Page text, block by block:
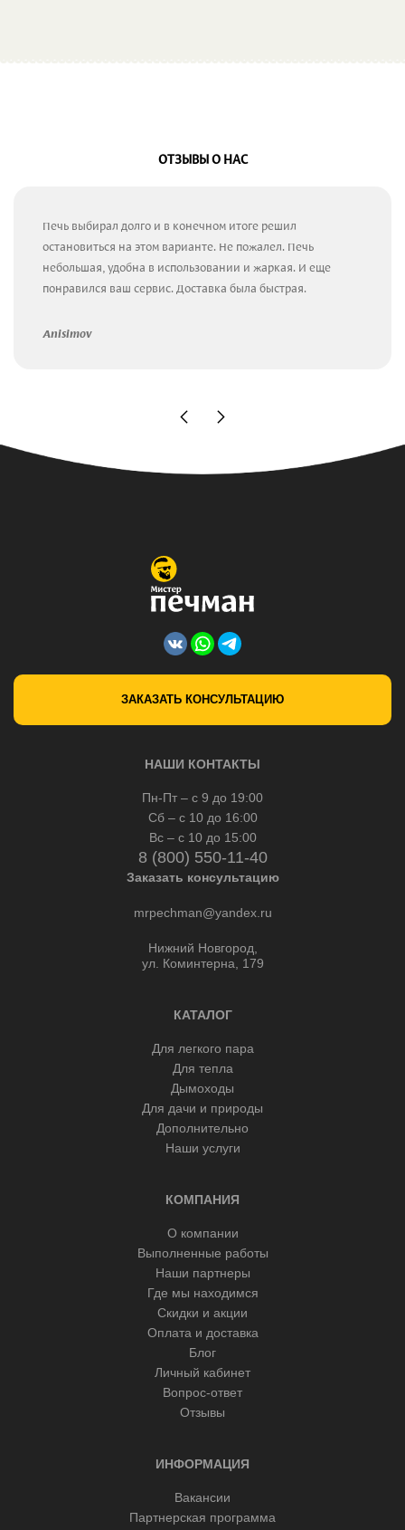
ОТЗЫВЫ О НАС
Печь выбирал долго и в конечном итоге решил
остановиться на этом варианте. Не пожалел. Печь
небольшая, удобна в использовании и жаркая. И еще
понравился ваш сервис. Доставка была быстрая.
Anisimov
ЗАКАЗАТЬ КОНСУЛЬТАЦИЮ
НАШИ КОНТАКТЫ
Пн-Пт – с 9 до 19:00
Сб – с 10 до 16:00
Вс – с 10 до 15:00
8 (800) 550-11-40
Заказать консультацию
mrpechman@yandex.ru
Нижний Новгород,
ул. Коминтерна, 179
КАТАЛОГ
Для легкого пара
Для тепла
Дымоходы
Для дачи и природы
Дополнительно
Наши услуги
КОМПАНИЯ
О компании
Выполненные работы
Наши партнеры
Где мы находимся
Скидки и акции
Оплата и доставка
Блог
Личный кабинет
Вопрос-ответ
Отзывы
ИНФОРМАЦИЯ
Вакансии
Партнерская программа